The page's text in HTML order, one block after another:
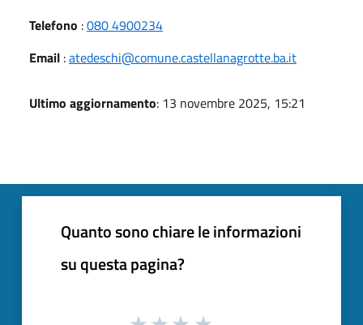
Telefono :080 4900234
Email :atedeschi@comune.castellanagrotte.ba.it
Ultimo aggiornamento: 13 novembre 2025, 15:21
Quanto sono chiare le informazioni
su questa pagina?